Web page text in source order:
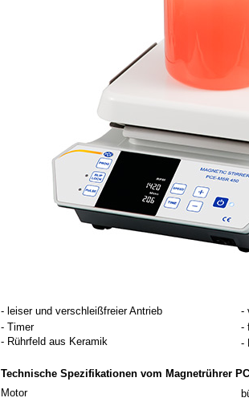
- leiser und verschleißfreier Antrieb
- Timer
- Rührfeld aus Keramik
-
-
-
Technische Spezifikationen vom Magnetrührer
Motor